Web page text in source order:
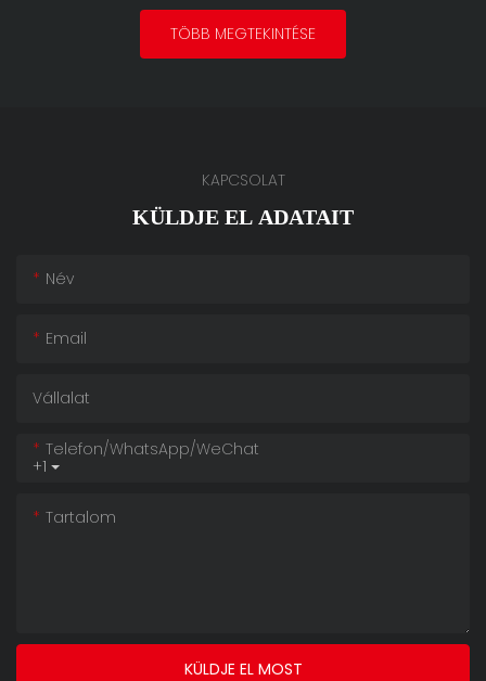
TÖBB MEGTEKINTÉSE
KAPCSOLAT
KÜLDJE EL ADATAIT
Név
Email
Vállalat
+1
Telefon/WhatsApp/WeChat
Tartalom
KÜLDJE EL MOST